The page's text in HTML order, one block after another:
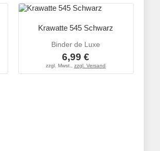
Krawatte 545 Schwarz
Binder de Luxe
6,99 €
zzgl. Mwst.,zzgl. Versand